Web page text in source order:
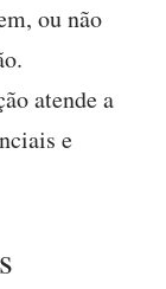
ou não
atende a
e